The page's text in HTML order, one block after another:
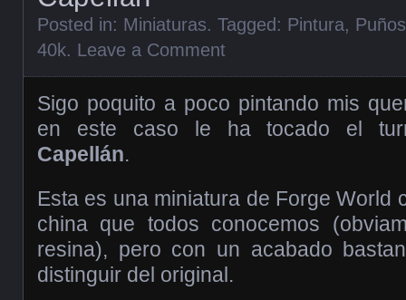
Posted in: Miniaturas. Tagged: Pintura,
40k. Leave a Comment
Sigo poquito a poco pintando mis
en este caso le ha tocado el
Capellán.
Esta es una miniatura de Forge World
china que todos conocemos
resina), pero con un acabado
distinguir del original.